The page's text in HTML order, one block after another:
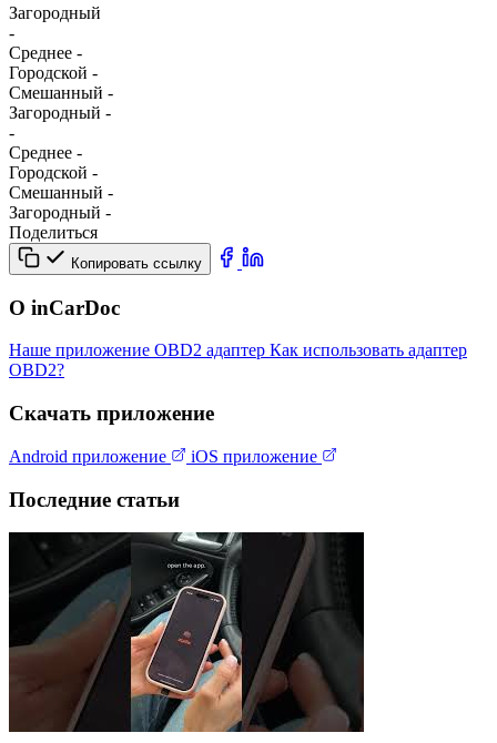
Загородный
-
Среднее -
Городской -
Смешанный -
Загородный -
-
Среднее -
Городской -
Смешанный -
Загородный -
Поделиться
Копировать ссылку
О inCarDoc
Наше приложение OBD2 адаптер Как использовать адаптер
OBD2?
Скачать приложение
Android приложение iOS приложение
Последние статьи